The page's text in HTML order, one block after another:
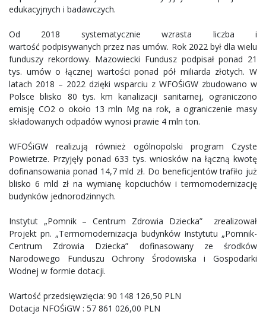
edukacyjnych i badawczych.
Od 2018 systematycznie wzrasta liczba i
wartość podpisywanych przez nas umów. Rok 2022 był dla wielu
funduszy rekordowy. Mazowiecki Fundusz podpisał ponad 21
tys. umów o łącznej wartości ponad pół miliarda złotych. W
latach 2018 – 2022 dzięki wsparciu z WFOŚiGW zbudowano w
Polsce blisko 80 tys. km kanalizacji sanitarnej, ograniczono
emisję CO2 o około 13 mln Mg na rok, a ograniczenie masy
składowanych odpadów wynosi prawie 4 mln ton.
WFOŚiGW realizują również ogólnopolski program Czyste
Powietrze. Przyjęły ponad 633 tys. wniosków na łączną kwotę
dofinansowania ponad 14,7 mld zł. Do beneficjentów trafiło już
blisko 6 mld zł na wymianę kopciuchów i termomodernizację
budynków jednorodzinnych.
Instytut „Pomnik – Centrum Zdrowia Dziecka” zrealizował
Projekt pn. „Termomodernizacja budynków Instytutu „Pomnik-
Centrum Zdrowia Dziecka” dofinasowany ze środków
Narodowego Funduszu Ochrony Środowiska i Gospodarki
Wodnej w formie dotacji.
Wartość przedsięwzięcia: 90 148 126,50 PLN
Dotacja NFOŚiGW : 57 861 026,00 PLN